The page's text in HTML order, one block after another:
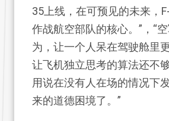
35上线，在可预见的未来，
作战航空部队的核心。”，“
为，让一个人呆在驾驶舱里
让飞机独立思考的算法还不
用说在没有人在场的情况下
来的道德困境了。”